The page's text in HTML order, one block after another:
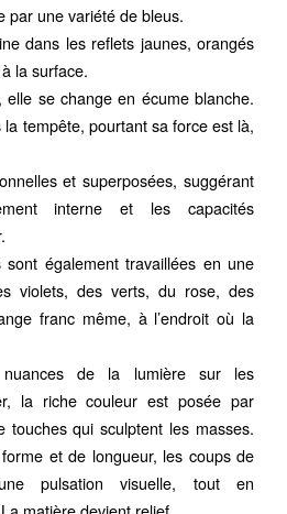
par une variété de bleus.
dans les reflets jaunes, orangés
la surface.
elle se change en écume blanche.
la tempête, pourtant sa force est là,
et superposées, suggérant
interne et les capacités
également travaillées en une
violets, des verts, du rose, des
franc même, à l’endroit où la
nuances de la lumière sur les
la riche couleur est posée par
touches qui sculptent les masses.
et de longueur, les coups de
pulsation visuelle, tout en